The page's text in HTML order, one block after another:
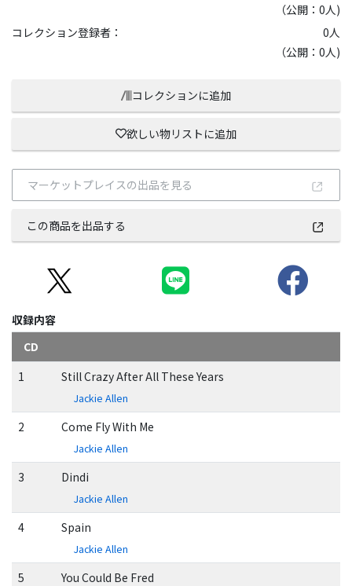
（公開：0人)
コレクション登録者：
0人
（公開：0人)
コレクションに追加
欲しい物リストに追加
マーケットプレイスの出品を見る
この商品を出品する
収録内容
CD
1
Still Crazy After All These Years
Jackie Allen
2 Come Fly With Me
Jackie Allen
3 Dindi
Jackie Allen
4 Spain
Jackie Allen
5 You Could Be Fred